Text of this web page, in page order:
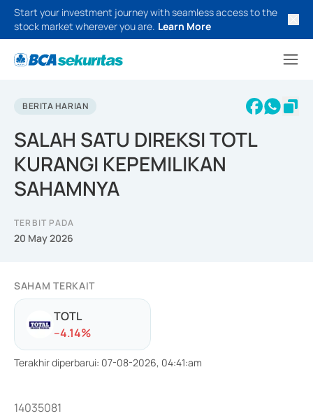
Start your investment journey with seamless access to the
stock market wherever you are. Learn More
BERITA HARIAN
SALAH SATU DIREKSI TOTL
KURANGI KEPEMILIKAN
SAHAMNYA
TERBIT PADA
20 May 2026
SAHAM TERKAIT
TOTL
--4.14%
Terakhir diperbarui: 07-08-2026, 04:41:am
14035081